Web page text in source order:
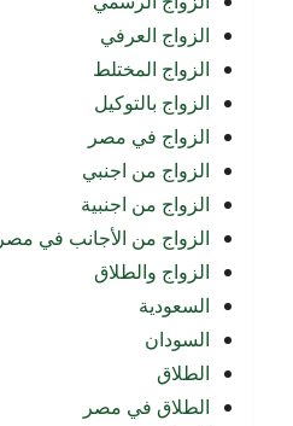
الزواج العرفي
الزواج المختلط
الزواج بالتوكيل
الزواج في مصر
الزواج من اجنبي
الزواج من اجنبية
الزواج من الأجانب في مصر
الزواج والطلاق
السعودية
السودان
الطلاق
الطلاق في مصر